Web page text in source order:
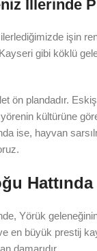
İllerinde
işin
gibi köklü
ön plandadır.
kültürüne
ise, hayvan
Yörük
en büyük prestij
damarıdır.